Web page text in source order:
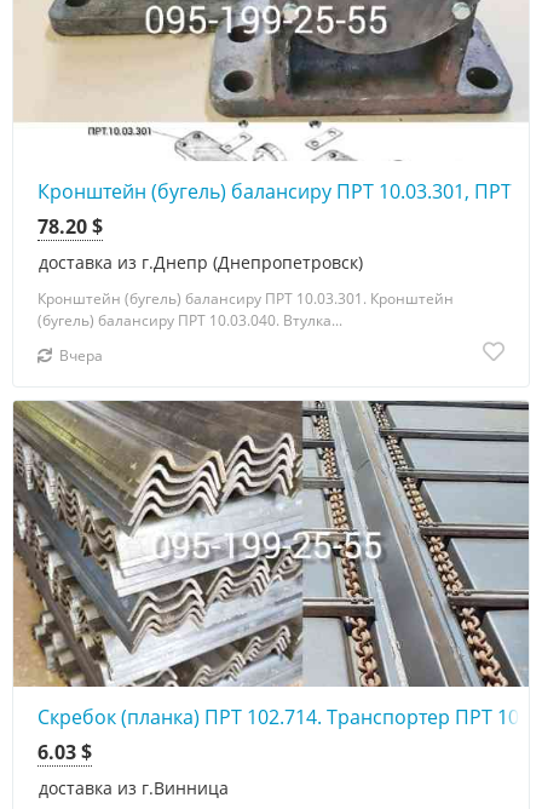
Кронштейн (бугель) балансиру ПРТ 10.03.301, ПРТ
доставка из г.Днепр (Днепропетровск)
78.20 $
Кронштейн (бугель) балансиру ПРТ 10.03.301. Кронштейн
(бугель) балансиру ПРТ 10.03.040. Втулка...
Вчера
Скребок (планка) ПРТ 102.714. Транспортер ПРТ
доставка из г.Винница
6.03 $